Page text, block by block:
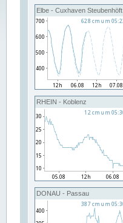
Elbe - Cuxhaven Steubenhöft
RHEIN - Koblenz
DONAU - Passau